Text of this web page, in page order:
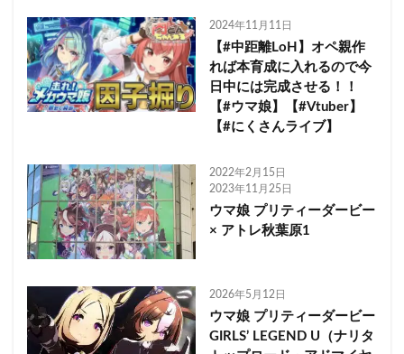
2024年11月11日
【#中距離LoH】オペ親作
れば本育成に入れるので今
日中には完成させる！！
【#ウマ娘】【#Vtuber】
【#にくさんライブ】
2022年2月15日
2023年11月25日
ウマ娘 プリティーダービー
× アトレ秋葉原1
2026年5月12日
ウマ娘 プリティーダービー
GIRLS’ LEGEND U（ナリタ